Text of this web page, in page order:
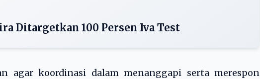
Ditargetkan 100 Persen Iva Test
agar koordinasi dalam menanggapi serta merespon